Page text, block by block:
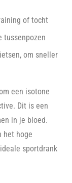
of tocht
tussenpozen
om sneller
een isotone
Dit is een
in je bloed.
het hoge
sportdrank